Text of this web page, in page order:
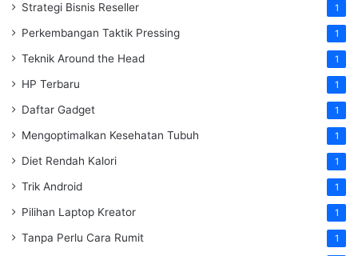
Strategi Bisnis Reseller 1
Perkembangan Taktik Pressing 1
Teknik Around the Head 1
HP Terbaru 1
Daftar Gadget 1
Mengoptimalkan Kesehatan Tubuh 1
Diet Rendah Kalori 1
Trik Android 1
Pilihan Laptop Kreator 1
Tanpa Perlu Cara Rumit 1